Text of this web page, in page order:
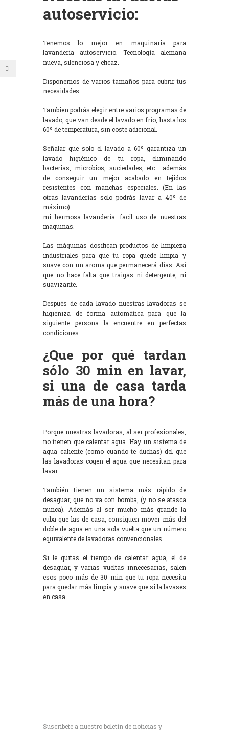
autoservicio:
Tenemos lo mejor en maquinaria para
lavandería autoservicio. Tecnología alemana
nueva, silenciosa y eficaz.
Disponemos de varios tamaños para cubrir tus
necesidades:
Tambien podrás elegir entre varios programas de
lavado, que van desde el lavado en frío, hasta los
60º de temperatura, sin coste adicional.
Señalar que solo el lavado a 60º garantiza un
lavado higiénico de tu ropa, eliminando
bacterias, microbios, suciedades, etc… además
de conseguir un mejor acabado en tejidos
resistentes con manchas especiales. (En las
otras lavanderías solo podrás lavar a 40º de
máximo)
mi hermosa lavandería: facil uso de nuestras
maquinas.
Las máquinas dosifican productos de limpieza
industriales para que tu ropa quede limpia y
suave con un aroma que permanecerá días. Así
que no hace falta que traigas ni detergente, ni
suavizante.
Después de cada lavado nuestras lavadoras se
higieniza de forma automática para que la
siguiente persona la encuentre en perfectas
condiciones.
¿Que por qué tardan
sólo 30 min en lavar,
si una de casa tarda
más de una hora?
Porque nuestras lavadoras, al ser profesionales,
no tienen que calentar agua. Hay un sistema de
agua caliente (como cuando te duchas) del que
las lavadoras cogen el agua que necesitan para
lavar.
También tienen un sistema más rápido de
desaguar, que no va con bomba, (y no se atasca
nunca). Además al ser mucho más grande la
cuba que las de casa, consiguen mover más del
doble de agua en una sola vuelta que un número
equivalente de lavadoras convencionales.
Si le quitas el tiempo de calentar agua, el de
desaguar, y varias vueltas innecesarias, salen
esos poco más de 30 min que tu ropa necesita
para quedar más limpia y suave que si la lavases
en casa.
Suscríbete a nuestro boletín de noticias y